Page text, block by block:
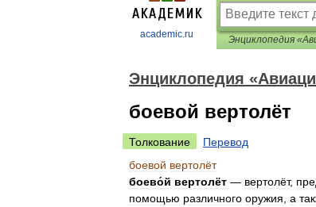
academic.ru
Энциклопедия
боевой вертолёт
Толкование
Перевод
боевой вертолёт
боево́й вертолёт — вертолёт,
помощью различного оружия а